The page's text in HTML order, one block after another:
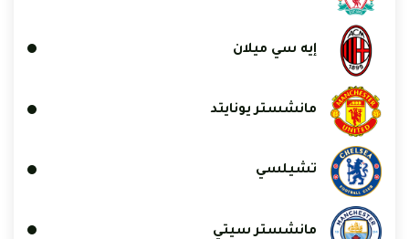
إيه سي ميلان
مانشستر يونايتد
تشيلسي
مانشستر سيتي